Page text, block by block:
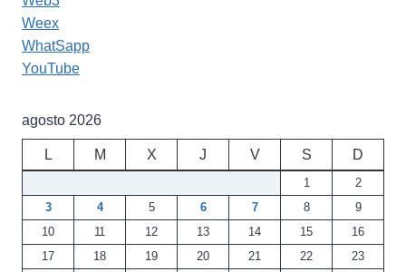
Weex
WhatSapp
YouTube
agosto 2026
L M X J V S D
1
2
3
4 5 6 7 8
9
10
11 12 13 14 15
16
17
18 19 20 21 22
23